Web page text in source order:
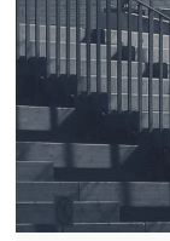
31
МАРТ
2024
7